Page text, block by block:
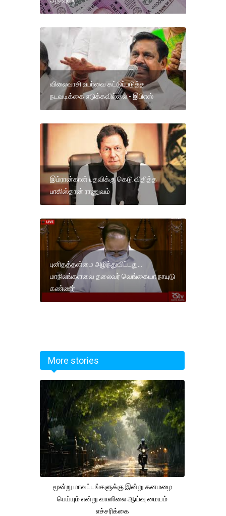
விலைவாசி உயர்வை கட்டுப்படுத்த
நடவடிக்கை எடுக்கவில்லை - இபிஎஸ்
இம்ரான்கான் பதவிக்கு கெடு விதித்த
பாகிஸ்தான் ராணுவம்
புனிதத்தன்மை அழிந்துவிட்டது...
மாநிலங்களவை தலைவர் வெங்கையா நாயுடு
கண்ணீர்
More stories
மூன்று மாவட்டங்களுக்கு இன்று கனமழை
பெய்யும் என்று வானிலை ஆய்வு மையம்
எச்சரிக்கை